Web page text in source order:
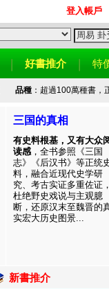
登入帳戶
好書推介 特
品種：超過100萬種書，
三国的真相
有史料根基，又有大众
读感 ，全书参照《三国
志》《后汉书》等正统
料，融合近现代史学研
究、考古实证多重佐证
杜绝野史戏说与主观臆
断，还原汉末至魏晋的
实宏大历史图景...
新書推介